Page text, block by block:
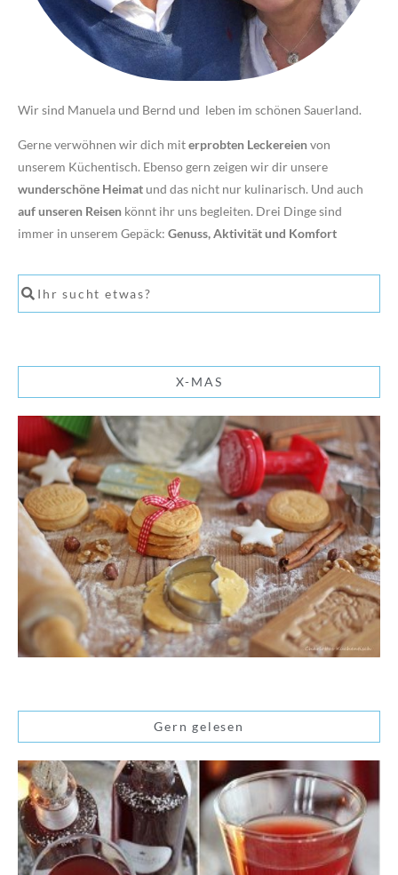
Wir sind Manuela und Bernd und leben im schönen Sauerland.
Gerne verwöhnen wir dich miterprobten Leckereienvon
unserem Küchentisch. Ebenso gern zeigen wir dir unsere
wunderschöne Heimat und das nicht nur kulinarisch. Und auch
auf unseren Reisen könnt ihr uns begleiten. Drei Dinge sind
immer in unserem Gepäck: Genuss, Aktivität und Komfort
X-MAS
Gern gelesen